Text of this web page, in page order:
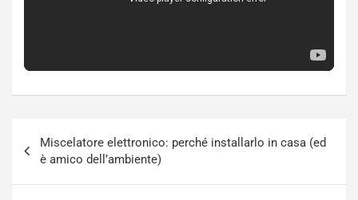
articoli
Miscelatore elettronico: perché installarlo in casa (ed
è amico dell’ambiente)